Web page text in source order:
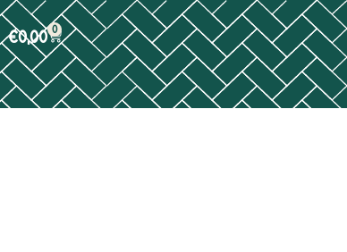
€0,00 0